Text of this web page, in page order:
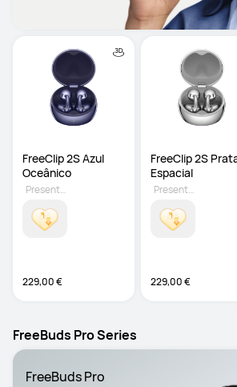
FreeClip 2S Azul
Oceânico
229,00 €
Presente grátis
FreeClip 2S
Espacial
229,00 €
Presente grátis
FreeBuds Pro Series
FreeBuds Pro